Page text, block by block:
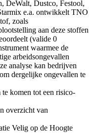
DeWalt, Dustco, Festool,
e.a. ontwikkelt TNO
zoals
aan deze stoffen
(valide 0
waarmee de
arbeidsongevallen
analyse kan bedrijven
dergelijke ongevallen te
te komen tot een risico-
overzicht van
Velig op de Hoogte